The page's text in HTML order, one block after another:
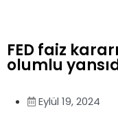
FED faiz
olumlu
Eylül 19, 2024